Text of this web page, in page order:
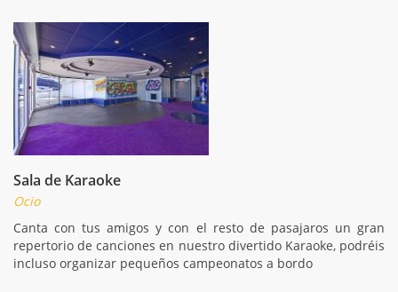
Sala de Karaoke
Ocio
Canta con tus amigos y con el resto de pasajaros un gran
repertorio de canciones en nuestro divertido Karaoke, podréis
incluso organizar pequeños campeonatos a bordo